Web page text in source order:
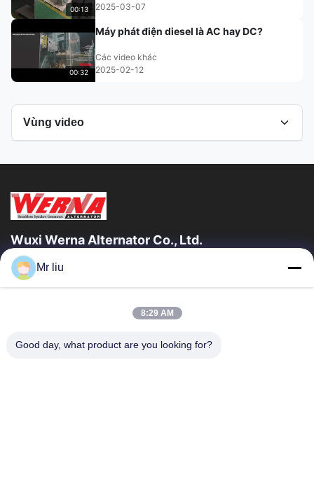
00:13
2025-03-07
00:32
Máy phát điện diesel là AC hay DC?
Các video khác
2025-02-12
Vùng video
Máy phát AC không chải
Các video khác
Wuxi Werna Alternator Co., Ltd.
Liên Kết Nhanh
Về Chúng Tôi
Chuyến Tham Quan Nhà Máy
Kiểm Soát Chất Lượng
Mr liu
8:29 AM
Good day, what product are you looking for?